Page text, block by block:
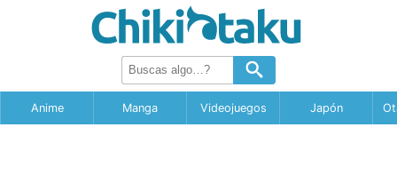
Anime Manga Videojuegos Japón